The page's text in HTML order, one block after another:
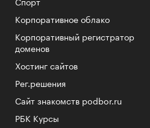
Корпоративное облако
Корпоративный регистратор
доменов
Хостинг сайтов
Рег.решения
Сайт знакомств podbor.ru
РБК Курсы